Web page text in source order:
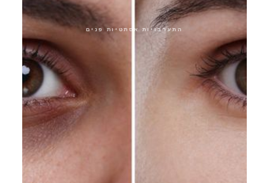
התערבויות אסתטיות פנים